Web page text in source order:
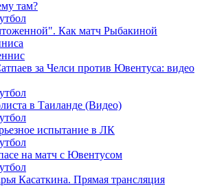
там?
Как матч Рыбакиной
за Челси против Ювентуса: видео
в Таиланде (Видео)
испытание в ЛК
на матч с Ювентусом
Касаткина. Прямая трансляция